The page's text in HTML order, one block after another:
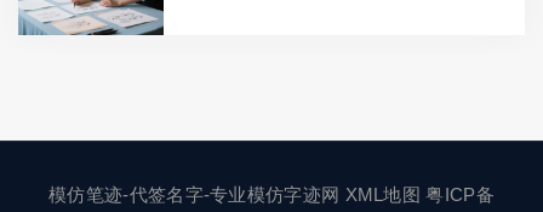
模仿笔迹-代签名字-专业模仿字迹网 XML地图粤ICP备